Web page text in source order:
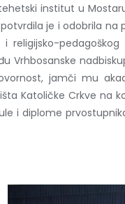
institut u
je i odobrila na
jamči mu
Katoličke Crkve na
i diplome